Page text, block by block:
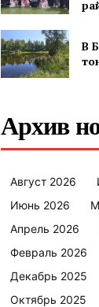
В
Архив
Август 2026
Июнь 2026
Апрель 2026
Февраль 2026
Декабрь 2025
Октябрь 2025